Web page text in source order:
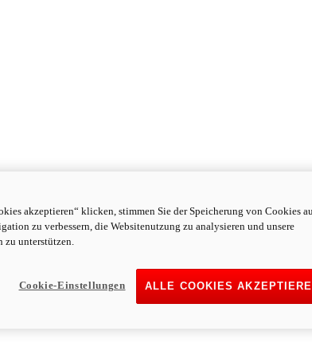
akzeptieren“ klicken, stimmen Sie der Speicherung von Cookies
zu verbessern, die Websitenutzung zu analysieren und unsere
zu unterstützen.
ALLE COOKIES
Cookie-Einstellungen